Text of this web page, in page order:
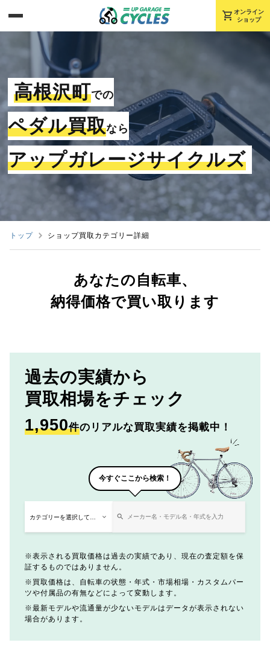
shopping_cart オンライン
ショップ
高根沢町での
ペダル買取なら
アップガレージサイクルズ
トップ ショップ買取カテゴリー詳細
あなたの自転車、
納得価格で買い取ります
過去の実績から
買取相場をチェック
1,950件のリアルな買取実績を掲載中！
今すぐここから検索！
表示される買取価格は過去の実績であり、現在の査定額を保
証するものではありません。
買取価格は、自転車の状態・年式・市場相場・カスタムパー
ツや付属品の有無などによって変動します。
最新モデルや流通量が少ないモデルはデータが表示されない
場合があります。